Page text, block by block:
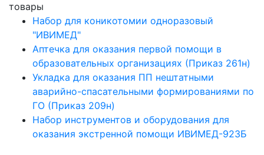
товары
Набор для коникотомии одноразовый
"ИВИМЕД"
Аптечка для оказания первой помощи в
образовательных организациях (Приказ 261н)
Укладка для оказания ПП нештатными
аварийно-спасательными формированиями по
ГО (Приказ 209н)
Набор инструментов и оборудования для
оказания экстренной помощи ИВИМЕД-923Б